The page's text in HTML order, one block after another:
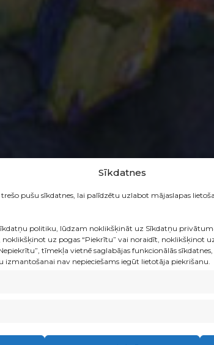
Sīkdatnes
pušu sīkdatnes, lai palīdzētu uzlabot mājaslapas
politiku, lūdzam noklikšķināt uz Sīkdatņu
uz pogas “Piekrītu” vai noraidīt, noklikšķinot
tīmekļa vietnē saglabājas funkcionālās
nav nepieciešams iegūt lietotāja piekrišanu.